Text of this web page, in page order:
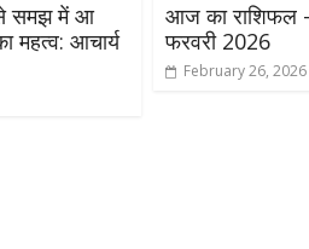
समझ में आ
महत्व: आचार्य
आज का राशिफल
फरवरी 2026
February 26, 2026